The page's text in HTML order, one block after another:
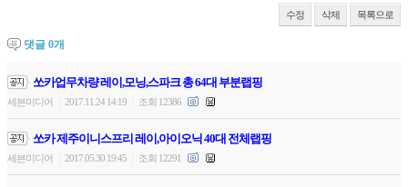
수정 삭제 목록으로
댓글 0개
쏘카업무차량 레이,모닝,스파크 총 64대 부분랩핑
세븐미디어 2017.11.24 14:19 조회 12386
쏘카 제주이니스프리 레이,아이오닉 40대 전체랩핑
세븐미디어 2017.05.30 19:45 조회 12291